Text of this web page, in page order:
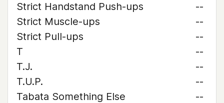
Strict Handstand Push-ups
--
Strict Muscle-ups
--
Strict Pull-ups
--
T
--
T.J.
--
T.U.P.
--
Tabata Something Else
--